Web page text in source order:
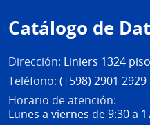
de
página
Catálogo de
Dirección: Liniers 1324
Teléfono: (+598) 2901 2929
Horario de atención:
Lunes a viernes de 9:30 a